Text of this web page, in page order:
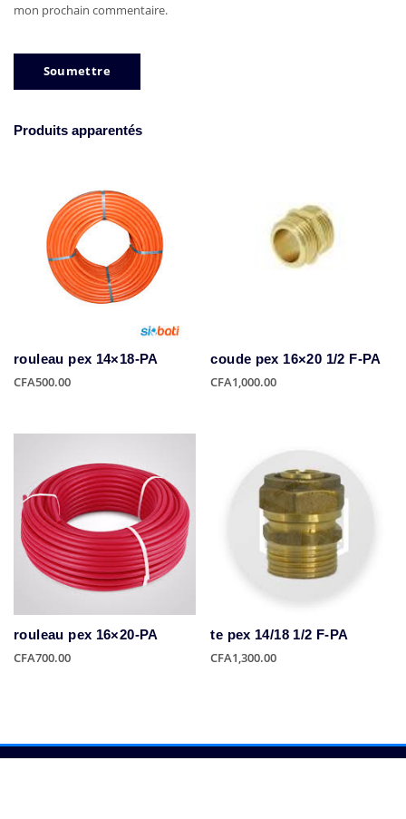
mon prochain commentaire.
Produits apparentés
rouleau pex 14×18-PA
CFA500.00
coude pex 16×20 1/2 F-PA
CFA1,000.00
rouleau pex 16×20-PA
CFA700.00
te pex 14/18 1/2 F-PA
CFA1,300.00